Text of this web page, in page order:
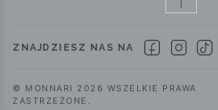
ZNAJDZIESZ NAS NA
© MONNARI 2026 WSZELKIE PRAWA
ZASTRZEŻONE.